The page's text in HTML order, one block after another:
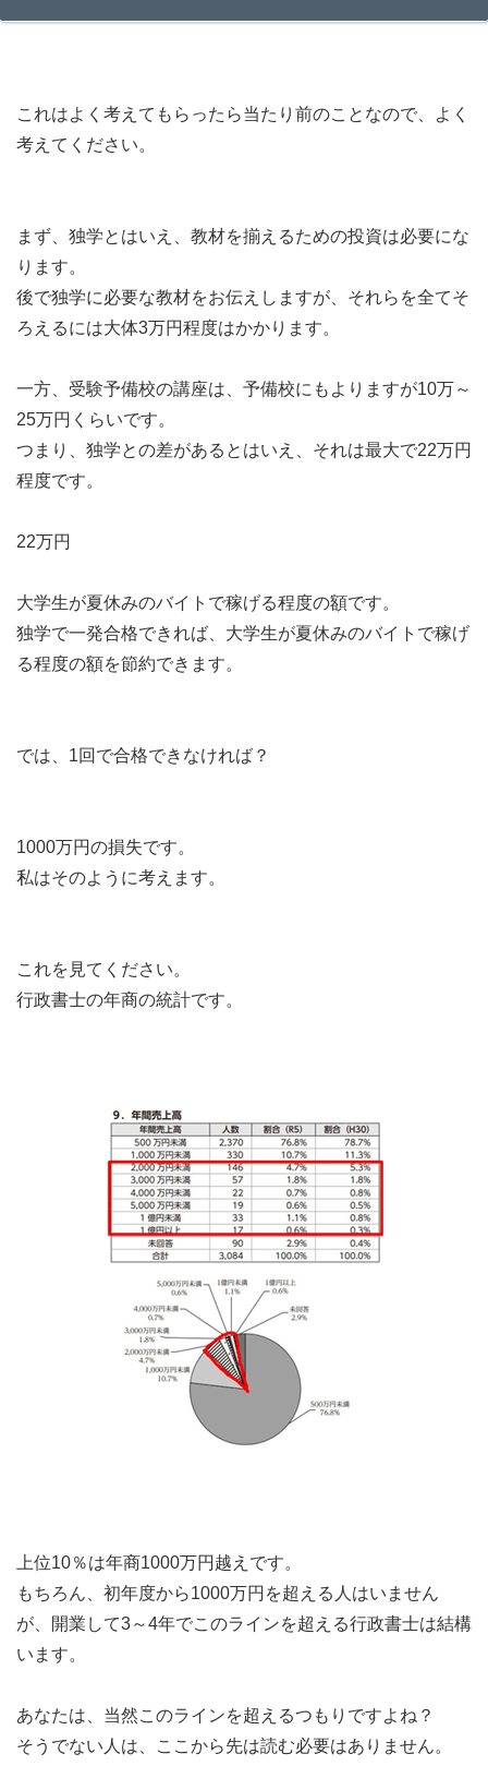
これはよく考えてもらったら当たり前のことなので、よく
考えてください。
まず、独学とはいえ、教材を揃えるための投資は必要にな
ります。
後で独学に必要な教材をお伝えしますが、それらを全てそ
ろえるには大体3万円程度はかかります。
一方、受験予備校の講座は、予備校にもよりますが10万～
25万円くらいです。
つまり、独学との差があるとはいえ、それは最大で22万円
程度です。
22万円
大学生が夏休みのバイトで稼げる程度の額です。
独学で一発合格できれば、大学生が夏休みのバイトで稼げ
る程度の額を節約できます。
では、1回で合格できなければ？
1000万円の損失です。
私はそのように考えます。
これを見てください。
行政書士の年商の統計です。
上位10％は年商1000万円越えです。
もちろん、初年度から1000万円を超える人はいません
が、開業して3～4年でこのラインを超える行政書士は結構
います。
あなたは、当然このラインを超えるつもりですよね？
そうでない人は、ここから先は読む必要はありません。